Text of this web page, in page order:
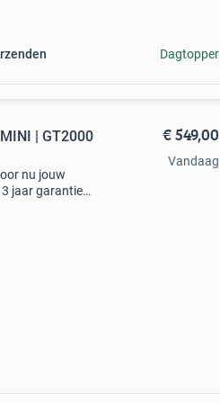
Dagtopper
| GT2000
nu jouw
jaar garantie
€ 549,00
Vandaag